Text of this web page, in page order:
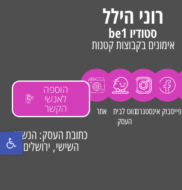
רוני הילל
סטודיו be1
אימונים בקבוצות קטנות
פייסבוק אינסטגרםנווט לבית
העסק
אתר
הוספה
לאנשי
הקשר
כתובת העסק: הנשיא
השישי, ירושלים
פתח